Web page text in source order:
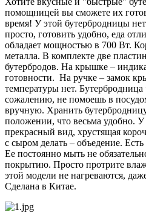
помощницей вы сможете их
время! У этой бутербродницы
просто, готовить удобно, еда
обладает мощностью в 700 Вт.
металла. В комплекте две
бутербродов. На крышке –
готовности. На ручке – замок
температуры нет. Бутербродница
сожалению, не помоешь в
вручную. Хранить
положении, что весьма удобно.
прекрасный вид, хрустящая
с сыром делать – объедение.
Ее постоянно мыть не
покрытию. Просто протрите
этой модели не нагреваются,
Сделана в Китае.